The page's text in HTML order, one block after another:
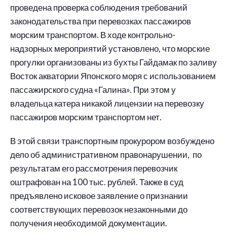
проведена проверка соблюдения требований
законодательства при перевозках пассажиров
морским транспортом. В ходе контрольно-
надзорных мероприятий установлено, что морские
прогулки организованы из бухты Гайдамак по заливу
Восток акватории Японского моря с использованием
пассажирского судна «Галина». При этом у
владельца катера никакой лицензии на перевозку
пассажиров морским транспортом нет.
В этой связи транспортным прокурором возбуждено
дело об административном правонарушении, по
результатам его рассмотрения перевозчик
оштрафован на 100 тыс. рублей. Также в суд
предъявлено исковое заявление о признании
соответствующих перевозок незаконными до
получения необходимой документации.